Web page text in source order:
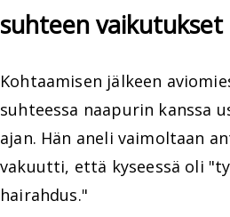
suhteen vaikutukset
Kohtaamisen jälkeen
suhteessa naapurin kanssa
ajan. Hän aneli vaimoltaan
vakuutti, että kyseessä oli
hairahdus."